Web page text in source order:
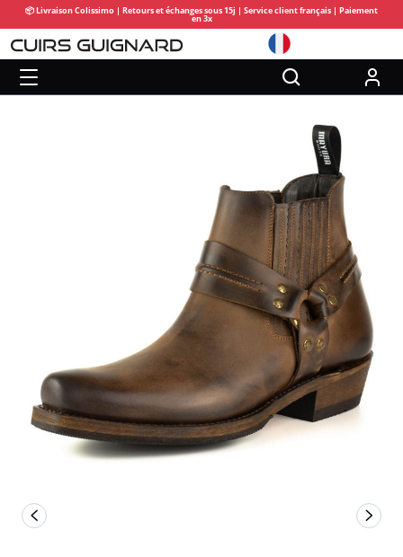
📦 Livraison Colissimo | Retours et échanges sous 15j | Service client français | Paiement
en 3x